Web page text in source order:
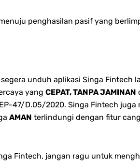
penghasilan pasif yang
unduh aplikasi Singa Fintech
yang CEPAT, TANPA JAMINAN
47/D.05/2020. Singa Fintech juga
AMAN terlindungi dengan fitur
Fintech, jangan ragu untuk